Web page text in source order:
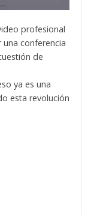
profesional
una conferencia
de
ya es una
esta revolución